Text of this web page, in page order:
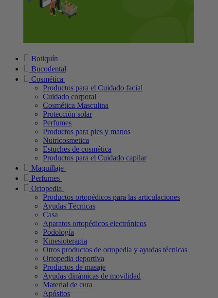
Botiquín
Bucodental
Cosmética
Productos para el Cuidado facial
Cuidado corporal
Cosmética Masculina
Protección solar
Perfumes
Productos para pies y manos
Nutricosmetica
Estuches de cosmética
Productos para el Cuidado capilar
Maquillaje
Perfumes
Ortopedia
Productos ortopédicos para las articulaciones
Ayudas Técnicas
Casa
Aparatos ortopédicos electrónicos
Podología
Kinesioterapia
Otros productos de ortopedia y ayudas técnicas
Ortopedia deportiva
Productos de masaje
Ayudas dinámicas de movilidad
Material de cura
Apósitos